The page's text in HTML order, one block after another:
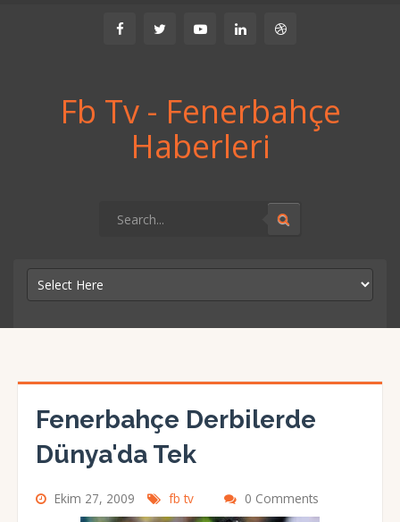
Fb Tv - Fenerbahçe
Haberleri
Fenerbahçe Derbilerde
Dünya'da Tek
Ekim 27, 2009 fb tv 0 Comments